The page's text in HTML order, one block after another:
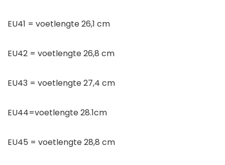
EU41 = voetlengte 26,1 cm
EU42 = voetlengte 26,8 cm
EU43 = voetlengte 27,4 cm
EU44=voetlengte 28.1cm
EU45 = voetlengte 28,8 cm